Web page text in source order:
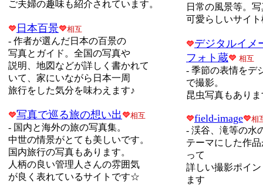
ご夫婦の趣味も紹介されています。
日本百景 相互
- 作者が選んだ日本の百景の
写真とガイド。 全国の写真や
説明、地図などが詳しく書かれて
いて、家にいながら日本一周
旅行をした気分を味わえます♪
写真で巡る旅の想い出 相互
- 国内と海外の旅の写真集。
中世の情景がとても美しいです。
国内旅行の写真もあります。
人柄の良い管理人さんの雰囲気
が良く表れているサイトです☆
日常の風景等。
可愛らしいサイ
デジタルイメ
フォト蔵
相互
- 季節の表情をデ
で撮影。
昆虫写真もあり
field-image 相
- 渓谷、滝等の水
テーマにした作
って
詳しい撮影ポイ
ます